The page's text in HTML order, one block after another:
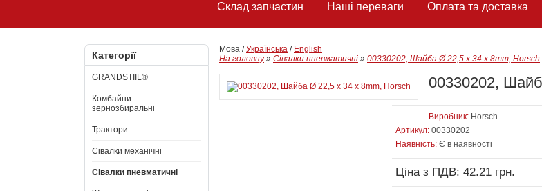
Склад запчастин Наші переваги Оплата та доставка
Категорії
GRANDSTIIL®
Комбайни
зернозбиральні
Трактори
Сівалки механічні
Сівалки пневматичні
Мова /Українська / English
На головну» Сівалки пневматичні » 00330202, Шайба Ø 22,5 x 34 x 8mm, Horsch
00330202,
Виробник: Horsch
Артикул: 00330202
Наявність: Є в наявності
Ціна з ПДВ: 42.21 грн.